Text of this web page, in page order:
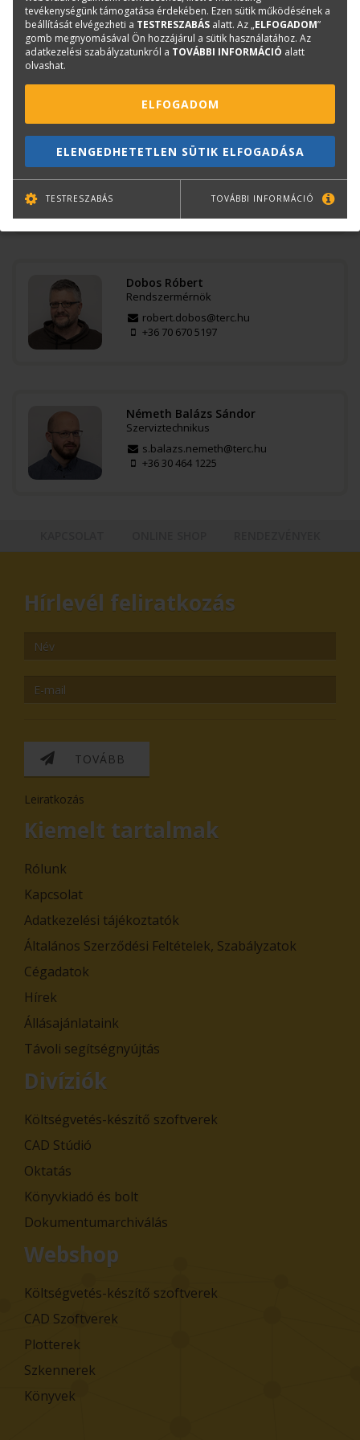
Méret:
25,5 x 100 x 100 mm
Márka:
SILEX
EAN:
4944406005411
Bajkó Csaba
Szkenner értékesítési tanácsadó
+36 70 670 5200
Dobos Róbert
Rendszermérnök
robert.dobos@terc.hu
+36 70 670 5197
Németh Balázs Sándor
Szerviztechnikus
s.balazs.nemeth@terc.hu
+36 30 464 1225
Hírlevél feliratkozás
TOVÁBB
Leiratkozás
Kiemelt tartalmak
Rólunk
Kapcsolat
Adatkezelési tájékoztatók
Általános Szerződési Feltételek, Szabályzatok
Cégadatok
Hírek
Állásajánlataink
Távoli segítségnyújtás
Divíziók
Költségvetés-készítő szoftverek
CAD Stúdió
Oktatás
Könyvkiadó és bolt
Dokumentumarchiválás
Webshop
Költségvetés-készítő szoftverek
CAD Szoftverek
Plotterek
Szkennerek
Könyvek
tevékenységünk támogatása érdekében. Ezen sütik működésének a
beállítását elvégezheti a TESTRESZABÁS alatt. Az „ELFOGADOM”
gomb megnyomásával Ön hozzájárul a sütik használatához. Az
adatkezelési szabályzatunkról a TOVÁBBI INFORMÁCIÓ alatt
olvashat.
ELFOGADOM
ELENGEDHETETLEN SÜTIK ELFOGADÁSA
TESTRESZABÁS TOVÁBBI INFORMÁCIÓ